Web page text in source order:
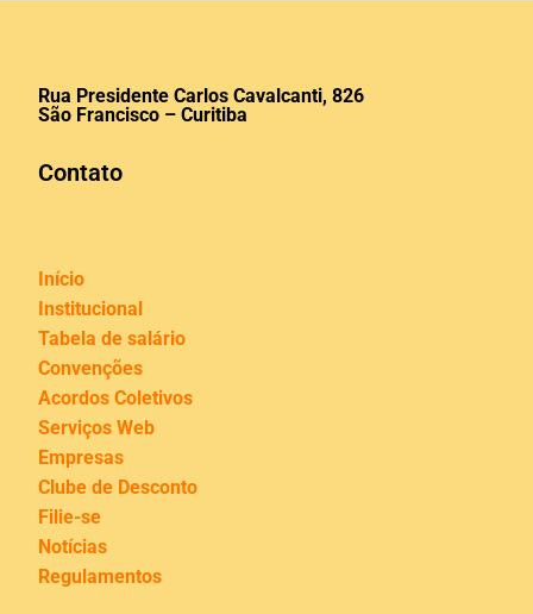
Rua Presidente Carlos Cavalcanti, 826
São Francisco – Curitiba
Contato
Início
Institucional
Tabela de salário
Convenções
Acordos Coletivos
Serviços Web
Empresas
Clube de Desconto
Filie-se
Notícias
Regulamentos